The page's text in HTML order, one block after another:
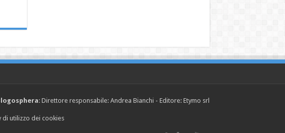
: Direttore responsabile: Andrea Bianchi - Editore: Etymo srl
di utilizzo dei cookies